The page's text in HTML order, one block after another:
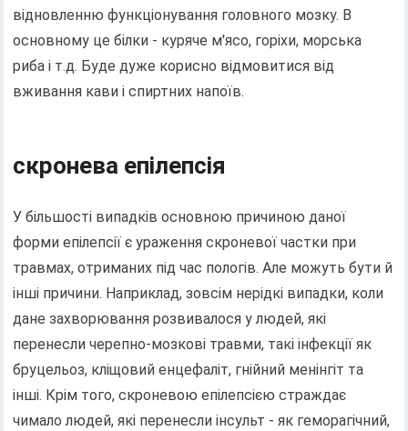
відновленню функціонування головного мозку. В
основному це білки - куряче м'ясо, горіхи, морська
риба і т.д. Буде дуже корисно відмовитися від
вживання кави і спиртних напоїв.
скронева епілепсія
У більшості випадків основною причиною даної
форми епілепсії є ураження скроневої частки при
травмах, отриманих під час пологів. Але можуть бути й
інші причини. Наприклад, зовсім нерідкі випадки, коли
дане захворювання розвивалося у людей, які
перенесли черепно-мозкові травми, такі інфекції як
бруцельоз, кліщовий енцефаліт, гнійний менінгіт та
інші. Крім того, скроневою епілепсією страждає
чимало людей, які перенесли інсульт - як геморагічний,